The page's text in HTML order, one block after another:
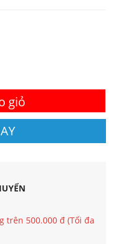
giỏ
trên 500.000 đ (Tối đa